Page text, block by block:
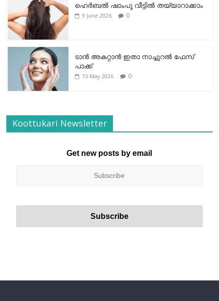
ഹെര്‍ബല്‍ ഷാംപൂ വീട്ടില്‍ തയ്യാറാക്കാം
9 June 2026 0
ടാന്‍ അകറ്റാന്‍ ഇതാ നാച്ചുറല്‍ ഫേസ്
പാക്ക്
15 May 2026 0
Koottukari Newsletter
Get new posts by email